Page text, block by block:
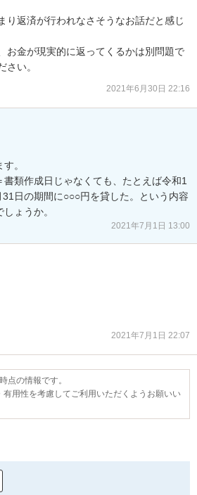
り返済が行われなさそうなお話だと感じ
お金が現実的に返ってくるかは別問題で
さい。
2021年6月30日 22:16
。
類作成日じゃなくても、たとえば令和1
日の期間に○○○円を貸した。という内容
ょうか。
2021年7月1日 13:00
2021年7月1日 22:07
点の情報です。
有用性を考慮してご利用いただくようお願いい